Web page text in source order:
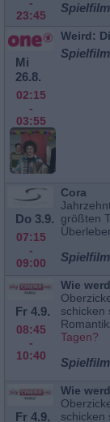
23:45
Spielfilm
Mi
26.8.
02:15
-
03:55
Weird:
Spielfilm
Do 3.9.
07:15
-
09:00
Cora
größten
Spielfilm
Fr 4.9.
08:45
-
10:40
Wie
schicken
Tagen?
Spielfilm
Fr 4.9.
Wie
schicken